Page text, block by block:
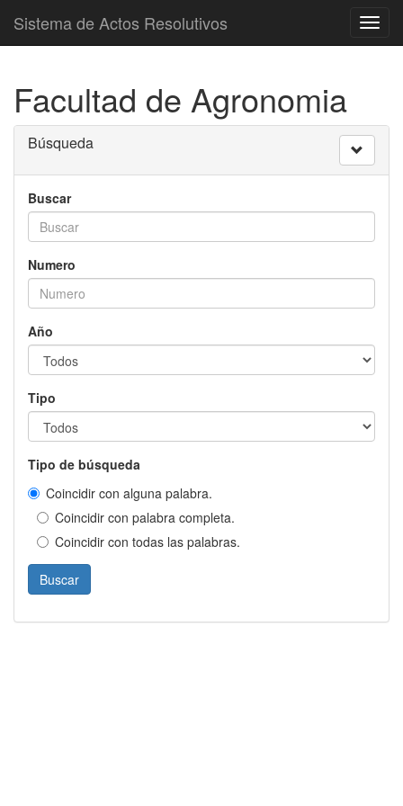
Sistema de Actos Resolutivos
Facultad de Agronomia
Búsqueda
Buscar
Numero
Año
Tipo
Tipo de búsqueda
Coincidir con alguna palabra.
Coincidir con palabra completa.
Coincidir con todas las palabras.
Buscar